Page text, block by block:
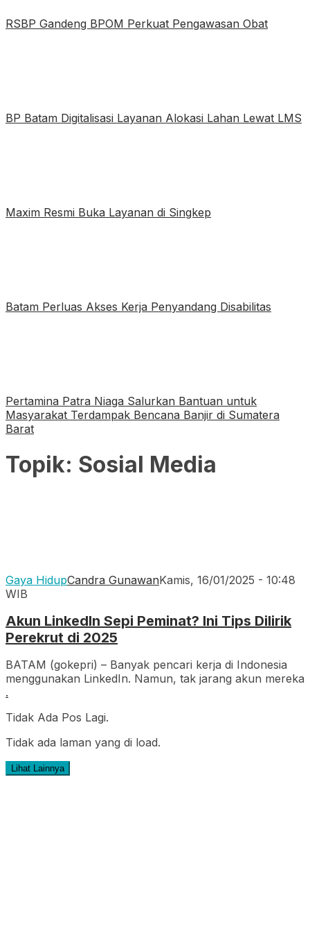
RSBP Gandeng BPOM Perkuat Pengawasan Obat
BP Batam Digitalisasi Layanan Alokasi Lahan Lewat LMS
Maxim Resmi Buka Layanan di Singkep
Batam Perluas Akses Kerja Penyandang Disabilitas
Pertamina Patra Niaga Salurkan Bantuan untuk
Masyarakat Terdampak Bencana Banjir di Sumatera
Barat
Topik: Sosial Media
Gaya HidupCandra GunawanKamis, 16/01/2025 - 10:48
WIB
Akun LinkedIn Sepi Peminat? Ini Tips Dilirik
Perekrut di 2025
BATAM (gokepri) – Banyak pencari kerja di Indonesia
menggunakan LinkedIn. Namun, tak jarang akun mereka
.
Tidak Ada Pos Lagi.
Tidak ada laman yang di load.
Lihat Lainnya